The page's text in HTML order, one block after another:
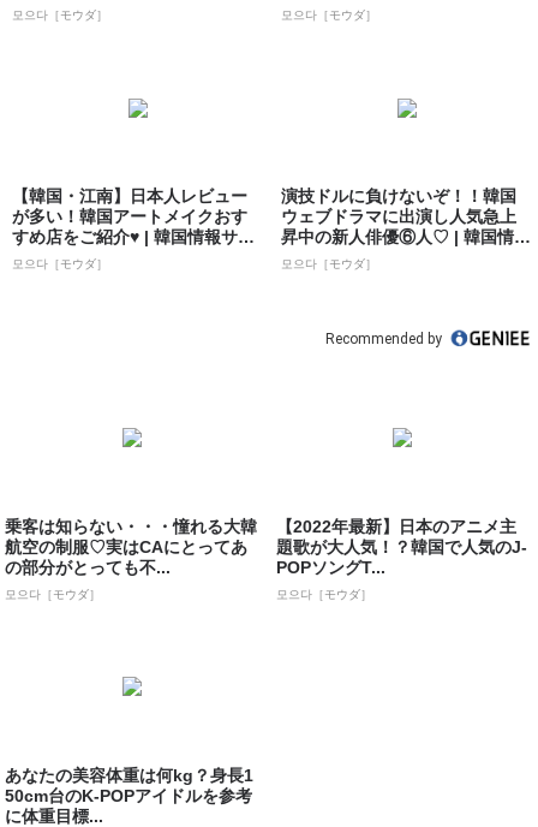
ダ］
모으다［モウダ］ 모으다［モウダ］
【韓国・江南】日本人レビュー
が多い！韓国アートメイクおす
すめ店をご紹介♥ | 韓国情報サイ
ト 모으...
모으다［モウダ］
演技ドルに負けないぞ！！韓国
ウェブドラマに出演し人気急上
昇中の新人俳優⑥人♡ | 韓国情報
サイト ...
모으다［モウダ］
Recommended by
乗客は知らない・・・憧れる大韓
航空の制服♡実はCAにとってあ
の部分がとっても不...
모으다［モウダ］
【2022年最新】日本のアニメ主
題歌が大人気！？韓国で人気のJ-
POPソングT...
모으다［モウダ］
あなたの美容体重は何kg？身長1
50cm台のK-POPアイドルを参考
に体重目標...